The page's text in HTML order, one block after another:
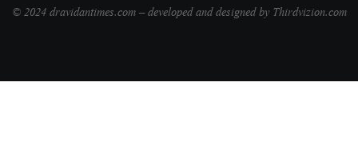
© 2024 dravidantimes.com – developed and designed by Thirdvizion.com